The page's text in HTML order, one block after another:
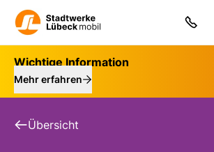
Wichtige Information
Mehr erfahren
Übersicht